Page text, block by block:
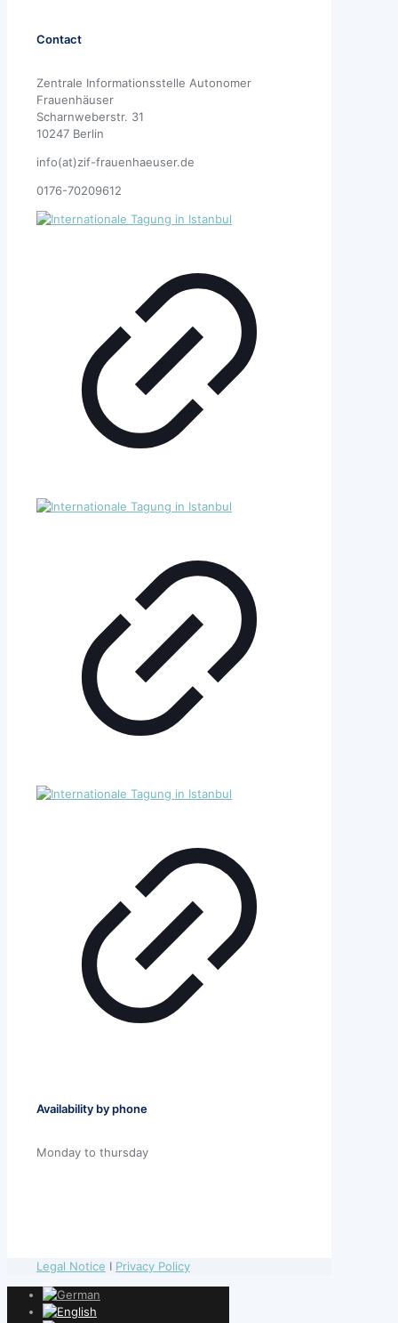
Contact
Zentrale Informationsstelle Autonomer
Frauenhäuser
Scharnweberstr. 31
10247 Berlin
info(at)zif-frauenhaeuser.de
0176-70209612
Availability by phone
Monday to thursday
Legal Notice I Privacy Policy